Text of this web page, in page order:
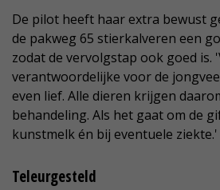
De pilot heeft haar extra bewust
de pakweg 65 stierkalveren een
zodat de vervolgstap ook goed is.
verantwoordelijke voor de
even lief. Alle dieren krijgen
behandeling. Als het gaat om de
kunstmelk én bij eventuele ziekte.'
Teleurgesteld